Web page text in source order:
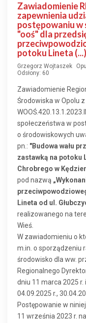
Zawiadomienie
zapewnienia
postępowaniu w
"ooś" dla
potoku Lineta
Grzegorz Wojtaszek
Odsłony: 60
Zawiadomienie
Środowiska w Opolu
społeczeństwa w
o środowiskowych
pn.: "Budowa wału
zastawką na potoku
Chrobrego w
pod nazwą
Lineta od ul.
realizowanego na
Wieś.
W zawiadomieniu o
m.in. o sporządzeniu
środowisko dla ww.
Regionalnego
dniu 11 marca 2025 r.
04.09.2025 r.,
Postępowanie w
11 września 2023 r.